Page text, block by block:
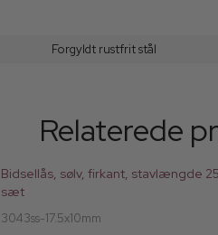
Forgyldt rustfrit stål
Relaterede
Bidsellås, sølv, firkant, stavlængde 25
sæt
3043ss-17.5x10mm